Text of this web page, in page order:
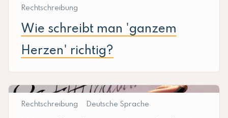
Rechtschreibung
Wie schreibt man 'ganzem
Herzen' richtig?
Rechtschreibung Deutsche Sprache